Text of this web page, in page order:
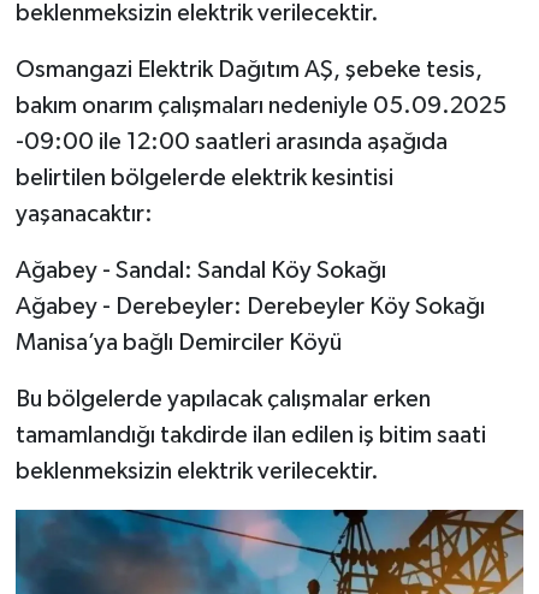
beklenmeksizin elektrik verilecektir.
Osmangazi Elektrik Dağıtım AŞ, şebeke tesis,
bakım onarım çalışmaları nedeniyle 05.09.2025
-09:00 ile 12:00 saatleri arasında aşağıda
belirtilen bölgelerde elektrik kesintisi
yaşanacaktır:
Ağabey - Sandal: Sandal Köy Sokağı
Ağabey - Derebeyler: Derebeyler Köy Sokağı
Manisa’ya bağlı Demirciler Köyü
Bu bölgelerde yapılacak çalışmalar erken
tamamlandığı takdirde ilan edilen iş bitim saati
beklenmeksizin elektrik verilecektir.